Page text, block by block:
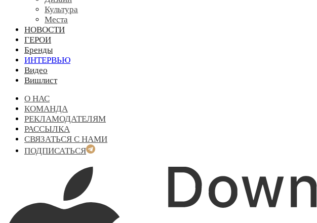
Культура
Места
НОВОСТИ
ГЕРОИ
Бренды
ИНТЕРВЬЮ
Видео
Вишлист
О НАС
КОМАНДА
РЕКЛАМОДАТЕЛЯМ
РАССЫЛКА
СВЯЗАТЬСЯ С НАМИ
ПОДПИСАТЬСЯ